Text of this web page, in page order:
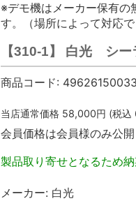
※デモ機はメーカー保有の
す。（場所によって対応
【310-1】 白光 シー
商品コード:
当店通常価格 58,000円 (税込
会員価格は会員様のみ公開
製品取り寄せとなるため
メーカー: 白光